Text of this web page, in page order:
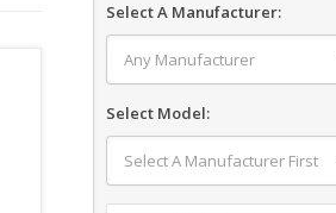
Select A Manufacturer:
Select Model: